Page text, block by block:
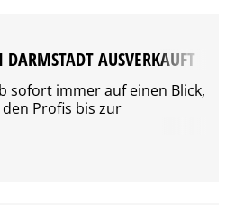
AUSVERKAUFT
sofort immer auf einen Blick,
Profis bis zur